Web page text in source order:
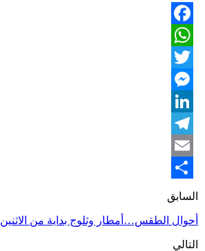
Facebook
WhatsApp
Twitter
Messenger
LinkedIn
Telegram
Email
Share
السابق
أحوال الطقس…أمطار وثلوج بداية من الاثنين
التالي